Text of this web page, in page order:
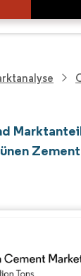
Zement